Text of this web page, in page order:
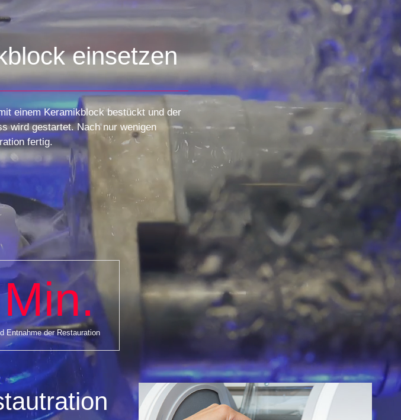
einsetzen
einem Keramikblock bestückt und der
wird gestartet. Nach nur wenigen
fertig.
Entnahme der Restauration